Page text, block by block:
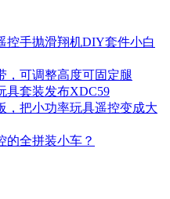
控手抛滑翔机DIY套件小白
，可调整高度可固定腿
具套装发布XDC59
，把小功率玩具遥控变成大
的全拼装小车？